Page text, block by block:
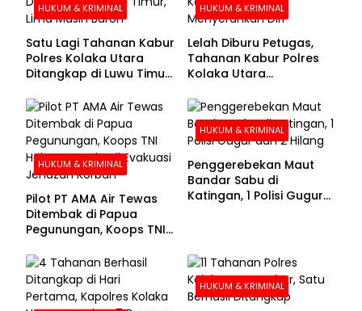
HUKUM & KRIMINAL
Satu Lagi Tahanan Kabur
Polres Kolaka Utara
Ditangkap di Luwu Timur,
HUKUM & KRIMINAL
Lelah Diburu Petugas,
Tahanan Kabur Polres
Kolaka Utara
HUKUM & KRIMINAL
Pilot PT AMA Air Tewas
Ditembak di Papua
Pegunungan, Koops TNI
Evakuasi Jenazah
Korban
HUKUM & KRIMINAL
Penggerebekan Maut
Bandar Sabu di
Katingan, 1 Polisi Gugur
HUKUM & KRIMINAL